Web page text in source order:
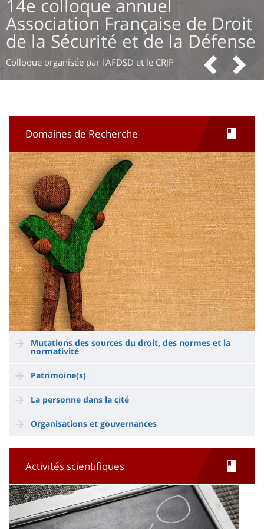
colloque annuel
Française de Droit
la Sécurité et de la Défense
organisée par l'AFDSD et le CRJP
Domaines de Recherche
Image
Mutations des sources du droit, des normes et la
normativité
Patrimoine(s)
La personne dans la cité
Organisations et gouvernances
Activités scientifiques
Image